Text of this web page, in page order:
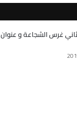
غرس الشجاعة و عنوان